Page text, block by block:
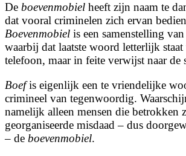
De boevenmobiel heeft zijn naam te
dat vooral criminelen zich ervan
Boevenmobiel is een samenstelling van
waarbij dat laatste woord letterlijk
telefoon, maar in feite verwijst naar de
Boefis eigenlijk een te vriendelijke
crimineel van tegenwoordig.
namelijk alleen mensen die betrokken
georganiseerde misdaad – dus
– de boevenmobiel.